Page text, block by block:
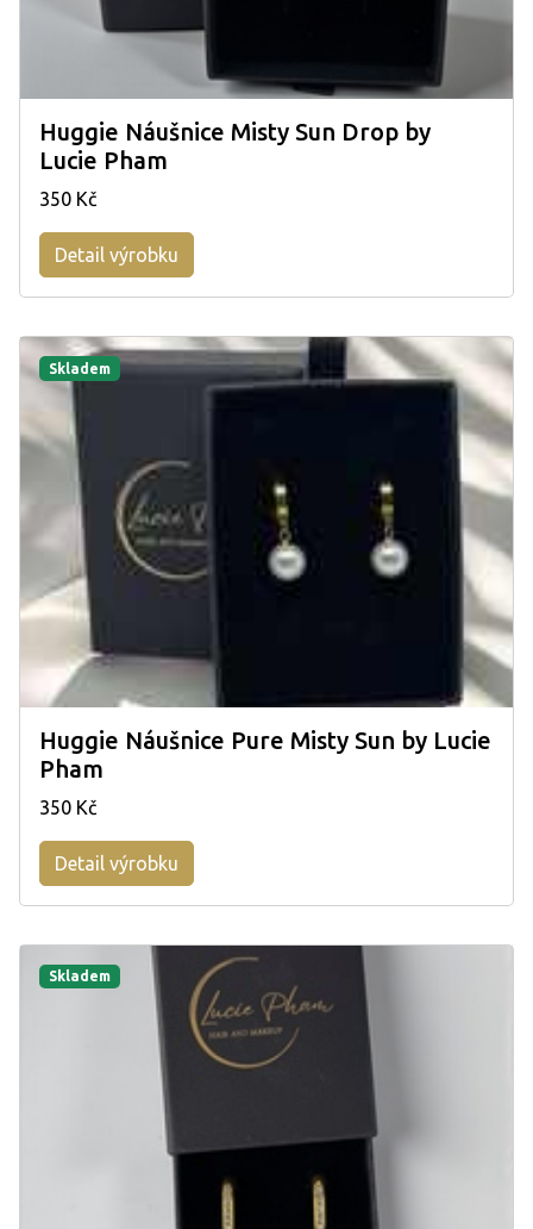
Huggie Náušnice Misty Sun Drop by
Lucie Pham
350 Kč
Detail výrobku
Skladem
Huggie Náušnice Pure Misty Sun by Lucie
Pham
350 Kč
Detail výrobku
Skladem